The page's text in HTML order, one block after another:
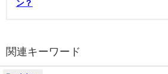
ン？
関連キーワード